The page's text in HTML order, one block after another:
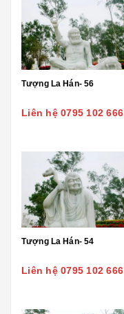
Tượng La Hán- 56
Liên hệ 0795 102 666
Tượng La Hán- 54
Liên hệ 0795 102 666